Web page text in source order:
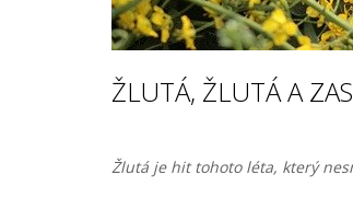
ŽLUTÁ, ŽLUTÁ A
Žlutá je hit tohoto léta, který